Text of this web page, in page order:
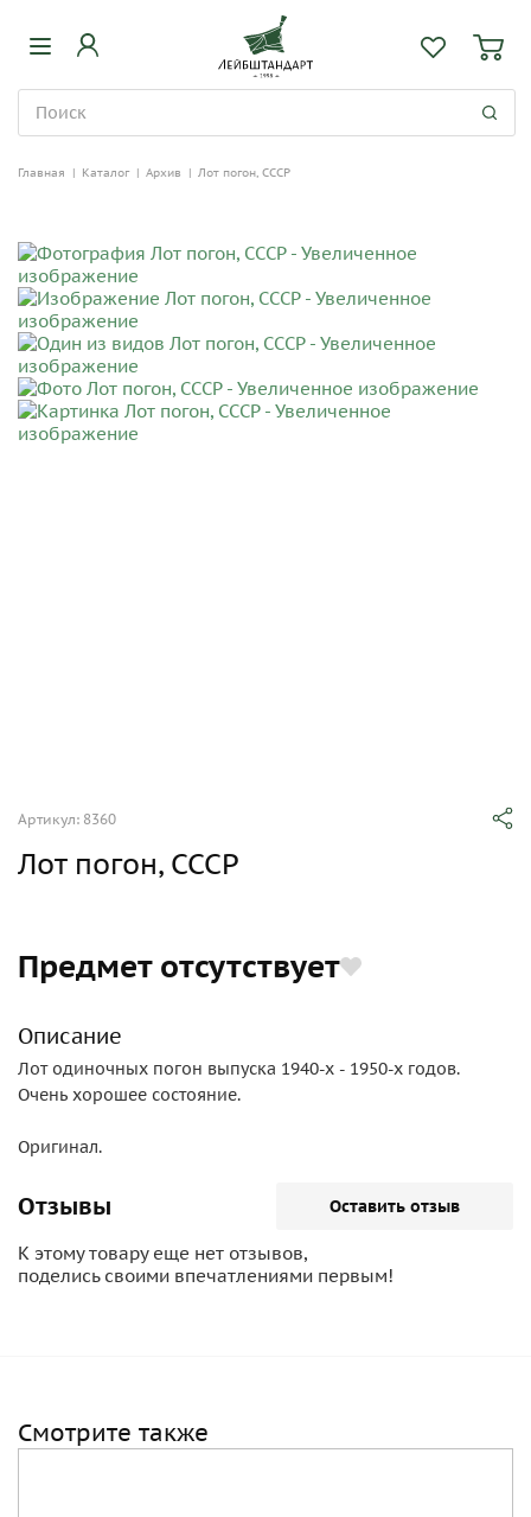
Главная | Каталог | Архив | Лот погон, СССР
Артикул: 8360
Лот погон, СССР
Предмет отсутствует
Описание
Лот одиночных погон выпуска 1940-х - 1950-х годов.
Очень хорошее состояние.
Оригинал.
Отзывы Оставить отзыв
К этому товару еще нет отзывов,
поделись своими впечатлениями первым!
Смотрите также